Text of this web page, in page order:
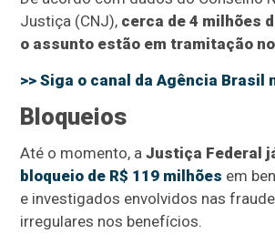
Justiça (CNJ), cerca de 4 milhões
o assunto estão em tramitação
>> Siga o canal daAgência Brasil
Bloqueios
Até o momento, aJustiça Federal
bloqueio de R$ 119 milhões em
e investigados envolvidos nas
irregulares nos benefícios.